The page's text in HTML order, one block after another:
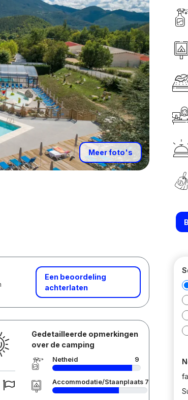
Meer foto's
Een beoordeling
achterlaten
Gedetailleerde opmerkingen
over de camping
Netheid 9
Accommodatie/Staanplaats 7